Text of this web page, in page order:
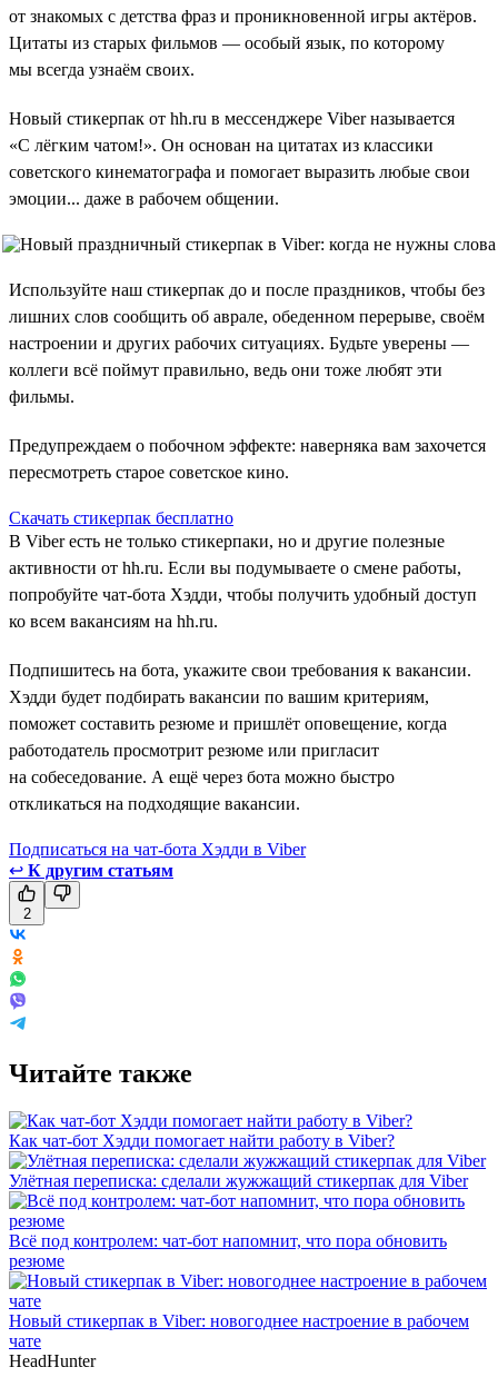
от знакомых с детства фраз и проникновенной игры актёров.
Цитаты из старых фильмов — особый язык, по которому
мы всегда узнаём своих.
Новый стикерпак от hh.ru в мессенджере Viber называется
«С лёгким чатом!». Он основан на цитатах из классики
советского кинематографа и помогает выразить любые свои
эмоции... даже в рабочем общении.
Используйте наш стикерпак до и после праздников, чтобы без
лишних слов сообщить об аврале, обеденном перерыве, своём
настроении и других рабочих ситуациях. Будьте уверены —
коллеги всё поймут правильно, ведь они тоже любят эти
фильмы.
Предупреждаем о побочном эффекте: наверняка вам захочется
пересмотреть старое советское кино.
Скачать стикерпак бесплатно
В Viber есть не только стикерпаки, но и другие полезные
активности от hh.ru. Если вы подумываете о смене работы,
попробуйте чат-бота Хэдди, чтобы получить удобный доступ
ко всем вакансиям на hh.ru.
Подпишитесь на бота, укажите свои требования к вакансии.
Хэдди будет подбирать вакансии по вашим критериям,
поможет составить резюме и пришлёт оповещение, когда
работодатель просмотрит резюме или пригласит
на собеседование. А ещё через бота можно быстро
откликаться на подходящие вакансии.
Подписаться на чат-бота Хэдди в Viber
↩ К другим статьям
2
Читайте также
Как чат-бот Хэдди помогает найти работу в Viber?
Улётная переписка: сделали жужжащий стикерпак для Viber
Всё под контролем: чат-бот напомнит, что пора обновить
резюме
Новый стикерпак в Viber: новогоднее настроение в рабочем
чате
HeadHunter